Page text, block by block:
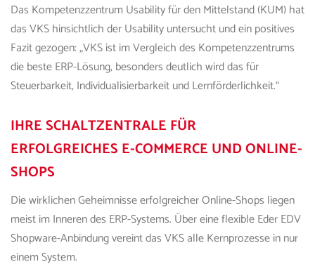
Das Kompetenzzentrum Usability für den Mittelstand (KUM) hat
das VKShinsichtlich der Usability untersucht und ein positives
Fazit gezogen: „VKSist im Vergleich des Kompetenzzentrums
die beste ERP-Lösung, besonders deutlich wird das für
Steuerbarkeit, Individualisierbarkeit und Lernförderlichkeit.“
IHRE SCHALTZENTRALE FÜR
ERFOLGREICHES E-COMMERCE UND ONLINE-
SHOPS
Die wirklichen Geheimnisse erfolgreicher Online-Shops liegen
meist im Inneren des ERP-Systems. Über eine flexibleEder EDV
Shopware-Anbindung vereintdas VKSalle Kernprozesse in nur
einem System.